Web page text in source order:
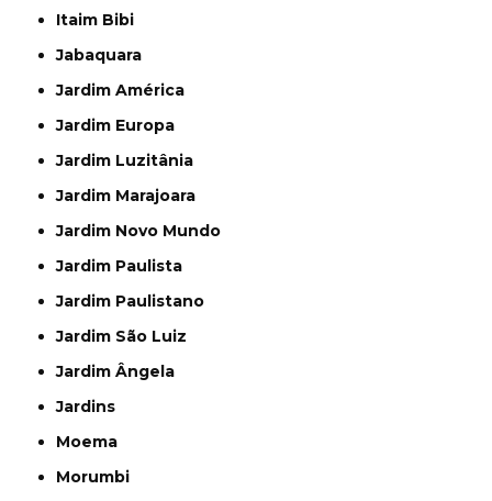
Itaim Bibi
Jabaquara
Jardim América
Jardim Europa
Jardim Luzitânia
Jardim Marajoara
Jardim Novo Mundo
Jardim Paulista
Jardim Paulistano
Jardim São Luiz
Jardim Ângela
Jardins
Moema
Morumbi